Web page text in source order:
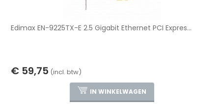
Edimax EN-9225TX-E 2.5 Gigabit Ethernet PCI Expres...
€ 59,75 (incl. btw)
IN WINKELWAGEN